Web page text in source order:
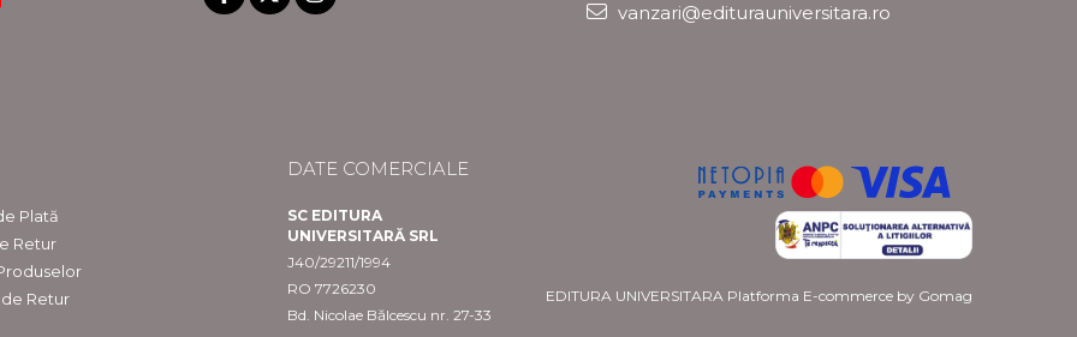
vanzari@editurauniversitara.ro
Plată
Retur
Retur
DATE COMERCIALE
SC EDITURA
UNIVERSITARĂ SRL
J40/29211/1994
RO 7726230
Bd. Nicolae Bălcescu nr. 27-33
EDITURA UNIVERSITARA Platforma E-commerce by Gomag